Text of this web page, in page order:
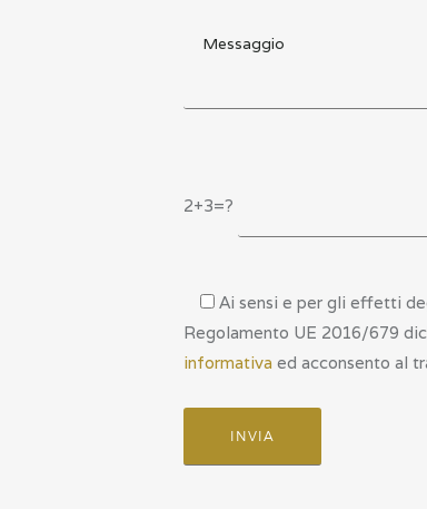
2+3=?
Ai sensi e per gli effetti
Regolamento UE 2016/679
informativa ed acconsento al